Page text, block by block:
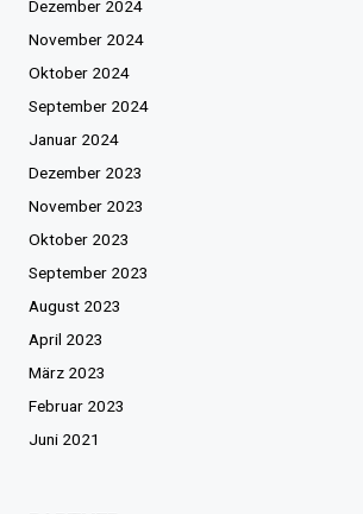
Dezember 2024
November 2024
Oktober 2024
September 2024
Januar 2024
Dezember 2023
November 2023
Oktober 2023
September 2023
August 2023
April 2023
März 2023
Februar 2023
Juni 2021